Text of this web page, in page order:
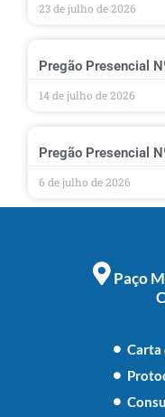
23 de julho de 2026
Pregão Presencial
14 de julho de 2026
Pregão Presencial
6 de julho de 2026
Paço
Carta